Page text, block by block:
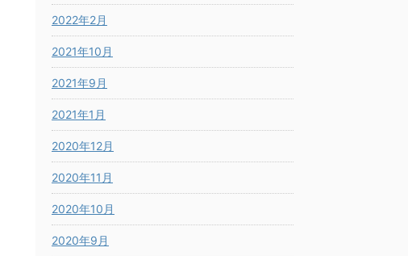
2022年2月
2021年10月
2021年9月
2021年1月
2020年12月
2020年11月
2020年10月
2020年9月